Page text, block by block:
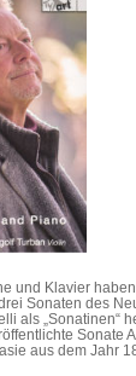
und Klavier
Sonaten des
als „Sonatinen“
Sonate
aus dem Jahr